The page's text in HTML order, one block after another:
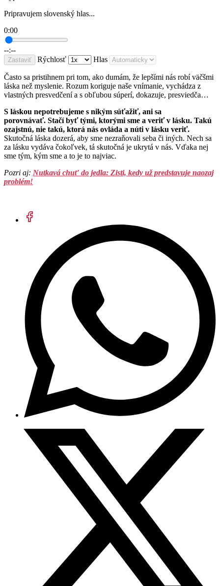
Pripravujem slovenský hlas...
0:00
--:--
Zastaviť Rýchlosť Hlas
Často sa pristihnem pri tom, ako dumám, že lepšími nás robí väčšmi
láska než myslenie. Rozum koriguje naše vnímanie, vychádza z
vlastných presvedčení a s obľubou súperí, dokazuje, presviedča…
S láskou nepotrebujeme s nikým súťažiť, ani sa
porovnávať. Stačí byť tými, ktorými sme a veriť v lásku. Takú
ozajstnú, nie takú, ktorá nás ovláda a núti v lásku veriť.
Skutočná láska dozerá, aby sme nezraňovali seba či iných. Nech sa
za lásku vydáva čokoľvek, tá skutočná je ukrytá v nás. Vďaka nej
sme tým, kým sme a to je to najviac.
Pozri aj: Nutkavá chuť do jedla: Zisti, kedy už predstavuje naozaj
problém!